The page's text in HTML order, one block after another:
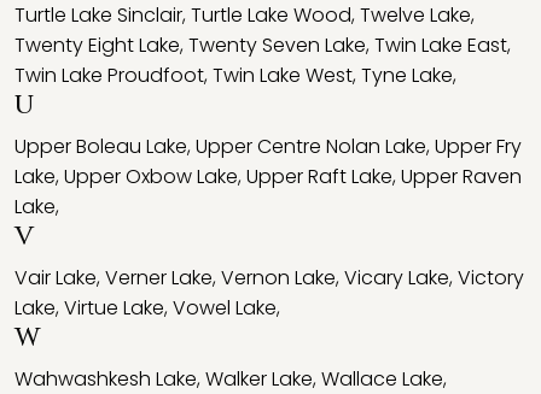
Turtle Lake Sinclair,Turtle Lake Wood,Twelve Lake,
Twenty Eight Lake,Twenty Seven Lake,Twin Lake East,
Twin Lake Proudfoot,Twin Lake West,Tyne Lake,
U
Upper Boleau Lake,Upper Centre Nolan Lake,Upper Fry
Lake,Upper Oxbow Lake,Upper Raft Lake,Upper Raven
Lake,
V
Vair Lake,Verner Lake,Vernon Lake,Vicary Lake,Victory
Lake,Virtue Lake,Vowel Lake,
W
Wahwashkesh Lake,Walker Lake,Wallace Lake,